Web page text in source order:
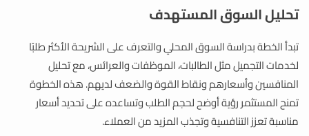
تحليل السوق المستهدف
تبدأ الخطة بدراسة السوق المحلي والتعرف على الشريحة الأكثر طلبًا
لخدمات التجميل مثل الطالبات، الموظفات والعرائس، مع تحليل
المنافسين وأسعارهم ونقاط القوة والضعف لديهم. هذه الخطوة
تمنح المستثمر رؤية أوضح لحجم الطلب وتساعده على تحديد أسعار
مناسبة تعزز التنافسية وتجذب المزيد من العملاء.